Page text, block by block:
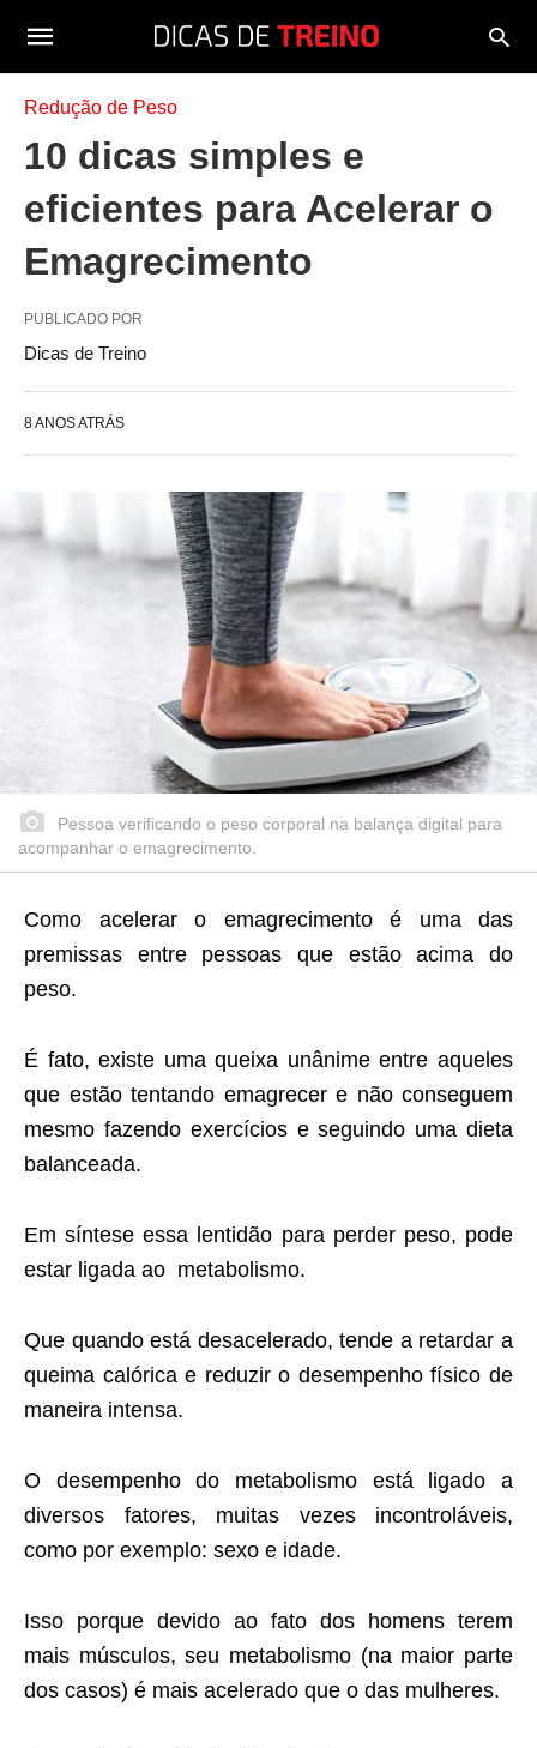
Redução de Peso
10 dicas simples e
eficientes para Acelerar o
Emagrecimento
PUBLICADO POR
Dicas de Treino
8 ANOS ATRÁS
Pessoa verificando o peso corporal na balança digital para
acompanhar o emagrecimento.
Como acelerar o emagrecimento é uma das
premissas entre pessoas que estão acima do
peso.
É fato, existe uma queixa unânime entre aqueles
que estão tentando emagrecer e não conseguem
mesmo fazendo exercícios e seguindo uma dieta
balanceada.
Em síntese essa lentidão para perder peso, pode
estar ligada ao metabolismo.
Que quando está desacelerado, tende a retardar a
queima calórica e reduzir o desempenho físico de
maneira intensa.
O desempenho do metabolismo está ligado a
diversos fatores, muitas vezes incontroláveis,
como por exemplo: sexo e idade.
Isso porque devido ao fato dos homens terem
mais músculos, seu metabolismo (na maior parte
dos casos) é mais acelerado que o das mulheres.